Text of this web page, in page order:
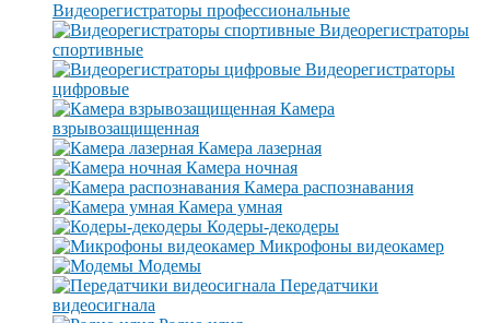
Видеорегистраторы профессиональные
Видеорегистраторы
спортивные
Видеорегистраторы
цифровые
Камера
взрывозащищенная
Камера лазерная
Камера ночная
Камера распознавания
Камера умная
Кодеры-декодеры
Микрофоны видеокамер
Модемы
Передатчики
видеосигнала